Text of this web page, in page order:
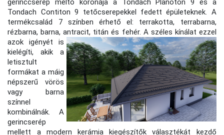
gerinccserép méltó koronája a Tondach Planoton 9 és a
Tondach Contiton 9 tetőcserepekkel fedett épületeknek. A
termékcsalád 7 színben érhető el: terrakotta, terrabarna,
rézbarna, barna, antracit, titán és fehér. A széles kínálat ezzel
azok igényét is
kielégíti, akik a
letisztult
formákat a máig
népszerű vörös
vagy barna
színnel
kombinálnák. A
gerincserép
mellett a modern kerámia kiegészítők választékát kezdő